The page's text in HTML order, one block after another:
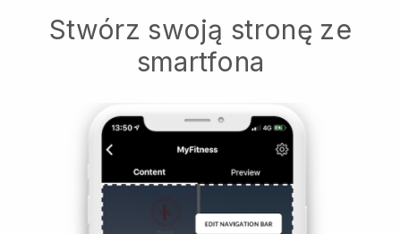
Stwórz swoją stronę ze
smartfona